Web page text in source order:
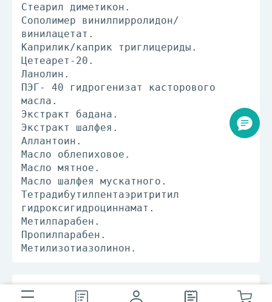
Стеарил диметикон.
Сополимер винилпирролидон/
винилацетат.
Каприлик/каприк триглицериды.
Цeтеарет-20.
Ланолин.
ПЭГ- 40 гидрогенизат касторового
масла.
Экстракт бадана.
Экстракт шалфея.
Аллантоин.
Масло облепиховое.
Масло мятное.
Масло шалфея мускатного.
Тетрадибутилпентаэритритил
гидроксигидроциннамат.
Метилпарабен.
Пропилпарабен.
Метилизотиазолинон.
Способ применения